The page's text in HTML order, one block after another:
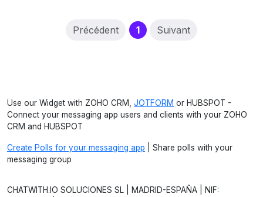
Précédent 1(current)
Suivant
Use our Widget with ZOHO CRM, JOTFORM or HUBSPOT -
Connect your messaging app users and clients with your ZOHO
CRM and HUBSPOT
Create Polls for your messaging app | Share polls with your
messaging group
CHATWITH.IO SOLUCIONES SL | MADRID-ESPAÑA | NIF: